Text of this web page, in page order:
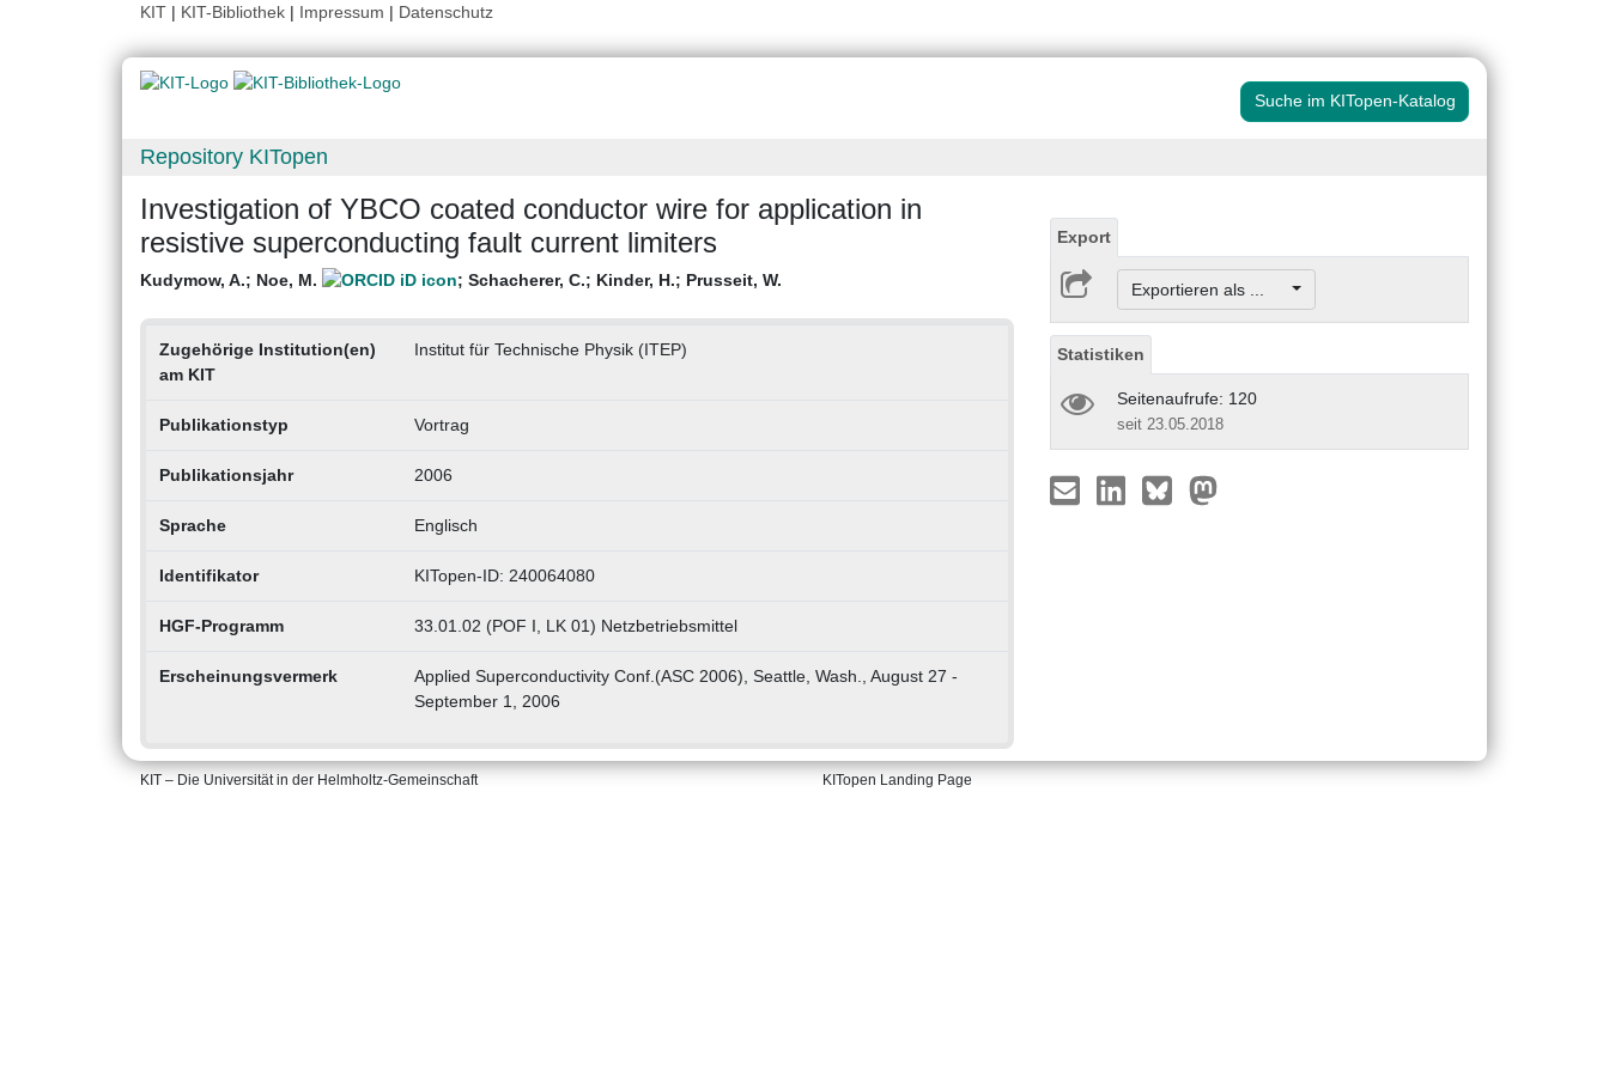
KIT | KIT-Bibliothek | Impressum | Datenschutz
Suche im KITopen-Katalog
Repository KITopen
Investigation of YBCO coated conductor wire for application in
resistive superconducting fault current limiters
Kudymow, A.; Noe, M. ; Schacherer, C.; Kinder, H.; Prusseit, W.
Zugehörige Institution(en)
am KIT
Institut für Technische Physik (ITEP)
Publikationstyp Vortrag
Publikationsjahr 2006
Sprache Englisch
Identifikator KITopen-ID: 240064080
HGF-Programm 33.01.02 (POF I, LK 01) Netzbetriebsmittel
Erscheinungsvermerk
Applied Superconductivity Conf.(ASC 2006), Seattle, Wash., August 27 -
September 1, 2006
Export
Exportieren als ...
Statistiken
Seitenaufrufe: 120
seit 23.05.2018
KIT – Die Universität in der Helmholtz-Gemeinschaft KITopen Landing Page